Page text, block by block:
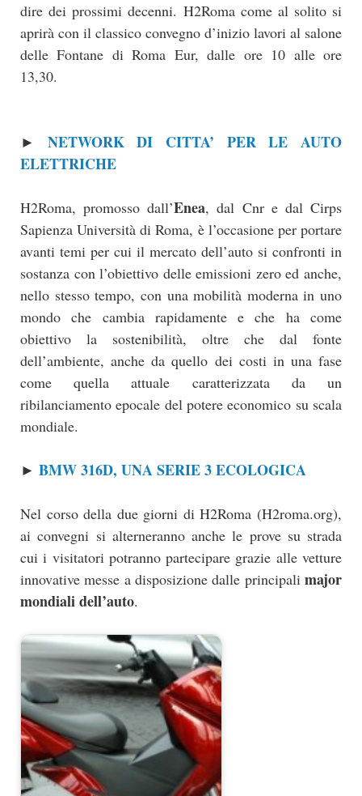
dire dei prossimi decenni. H2Roma come al solito si
aprirà con il classico convegno d’inizio lavori al salone
delle Fontane di Roma Eur, dalle ore 10 alle ore
13,30.
► NETWORK DI CITTA’ PER LE AUTO
ELETTRICHE
H2Roma, promosso dall’Enea, dal Cnr e dal Cirps
Sapienza Università di Roma, è l’occasione per portare
avanti temi per cui il mercato dell’auto si confronti in
sostanza con l’obiettivo delle emissioni zero ed anche,
nello stesso tempo, con una mobilità moderna in uno
mondo che cambia rapidamente e che ha come
obiettivo la sostenibilità, oltre che dal fonte
dell’ambiente, anche da quello dei costi in una fase
come quella attuale caratterizzata da un
ribilanciamento epocale del potere economico su scala
mondiale.
► BMW 316D, UNA SERIE 3 ECOLOGICA
Nel corso della due giorni di H2Roma (H2roma.org),
ai convegni si alterneranno anche le prove su strada
cui i visitatori potranno partecipare grazie alle vetture
innovative messe a disposizione dalle principali major
mondiali dell’auto.